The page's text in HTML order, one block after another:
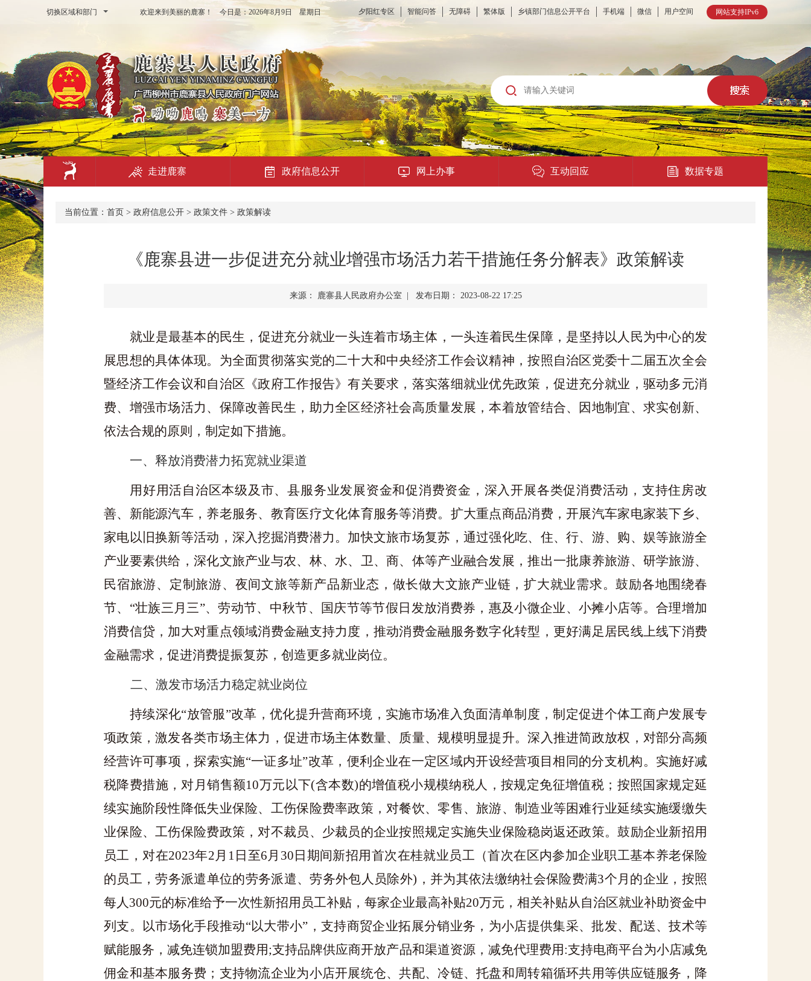
切换区域和部门 网站支持IPv6
夕阳红专区 智能问答 无障碍 繁体版 乡镇部门信息公开平台 手机端 微信 用户空间
欢迎来到美丽的鹿寨！ 今日是： 2026年8月9日 星期日
走进鹿寨 政府信息公开 网上办事
便民提示
查询服务
利企查询
互动回应
在线访谈
数据专题
当前位置： 首页 > 政府信息公开 > 政策文件 > 政策解读
《鹿寨县进一步促进充分就业增强市场活力若干措施任务分解表》政策解读
来源： 鹿寨县人民政府办公室 | 发布日期： 2023-08-22 17:25
就业是最基本的民生，促进充分就业一头连着市场主体，一头连着民生保障，是坚持以人民为中心的发
展思想的具体体现。为全面贯彻落实党的二十大和中央经济工作会议精神，按照自治区党委十二届五次全会
暨经济工作会议和自治区《政府工作报告》有关要求，落实落细就业优先政策，促进充分就业，驱动多元消
费、增强市场活力、保障改善民生，助力全区经济社会高质量发展，本着放管结合、因地制宜、求实创新、
依法合规的原则，制定如下措施。
一、释放消费潜力拓宽就业渠道
用好用活自治区本级及市、县服务业发展资金和促消费资金，深入开展各类促消费活动，支持住房改
善、新能源汽车，养老服务、教育医疗文化体育服务等消费。扩大重点商品消费，开展汽车家电家装下乡、
家电以旧换新等活动，深入挖掘消费潜力。加快文旅市场复苏，通过强化吃、住、行、游、购、娱等旅游全
产业要素供给，深化文旅产业与农、林、水、卫、商、体等产业融合发展，推出一批康养旅游、研学旅游、
民宿旅游、定制旅游、夜间文旅等新产品新业态，做长做大文旅产业链，扩大就业需求。鼓励各地围绕春
节、 “壮族三月三”、劳动节、中秋节、国庆节等节假日发放消费券，惠及小微企业、小摊小店等。合理增加
消费信贷，加大对重点领域消费金融支持力度，推动消费金融服务数字化转型，更好满足居民线上线下消费
金融需求，促进消费提振复苏，创造更多就业岗位。
二、激发市场活力稳定就业岗位
持续深化“放管服”改革，优化提升营商环境，实施市场准入负面清单制度，制定促进个体工商户发展专
项政策，激发各类市场主体力，促进市场主体数量、质量、规模明显提升。深入推进简政放权，对部分高频
经营许可事项，探索实施“一证多址”改革，便利企业在一定区域内开设经营项目相同的分支机构。实施好减
税降费措施，对月销售额10万元以下(含本数)的增值税小规模纳税人，按规定免征增值税；按照国家规定延
续实施阶段性降低失业保险、工伤保险费率政策，对餐饮、零售、旅游、制造业等困难行业延续实施缓缴失
业保险、工伤保险费政策，对不裁员、少裁员的企业按照规定实施失业保险稳岗返还政策。鼓励企业新招用
员工，对在2023年2月 1 日至6月 30 日期间新招用首次在桂就业员工（首次在区内参加企业职工基本养老保险
的员工，劳务派遣单位的劳务派遣、劳务外包人员除外)，并为其依法缴纳社会保险费满3个月的企业，按照
每人300元的标准给予一次性新招用员工补贴，每家企业最高补贴20万元，相关补贴从自治区就业补助资金中
列支。以市场化手段推动“以大带小”，支持商贸企业拓展分销业务，为小店提供集采、批发、配送、技术等
赋能服务，减免连锁加盟费用;支持品牌供应商开放产品和渠道资源，减免代理费用:支持电商平台为小店减免
佣金和基本服务费；支持物流企业为小店开展统仓、共配、冷链、托盘和周转箱循环共用等供应链服务，降